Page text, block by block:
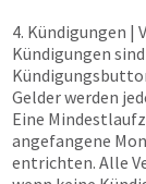
4. Kündigungen |
Kündigungen
Gelder werden
Eine
angefangene
entrichten. Alle